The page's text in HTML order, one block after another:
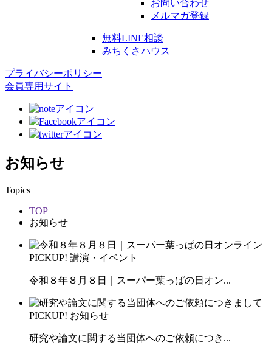
お問い合わせ
メルマガ登録
無料LINE相談
みちくさハウス
プライバシーポリシー
会員専用サイト
お知らせ
Topics
TOP
お知らせ
PICKUP! 講演・イベント
令和８年８月８日｜スーパー葉っぱの日オン...
PICKUP! お知らせ
研究や論文に関する当団体へのご依頼につき...